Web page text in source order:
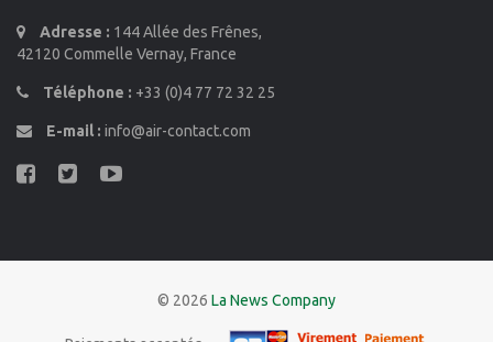
Adresse : 144 Allée des Frênes,
42120 Commelle Vernay, France
Téléphone : +33 (0)4 77 72 32 25
E-mail : info@air-contact.com
© 2026 La News Company